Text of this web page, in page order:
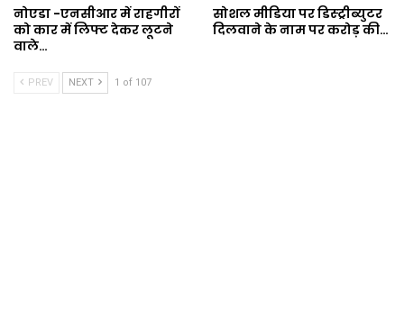
नोएडा -एनसीआर में राहगीरों
को कार में लिफ्ट देकर लूटने
वाले…
सोशल मीडिया पर डिस्ट्रीब्युटर
दिलवाने के नाम पर करोड़ की…
PREV NEXT 1 of 107